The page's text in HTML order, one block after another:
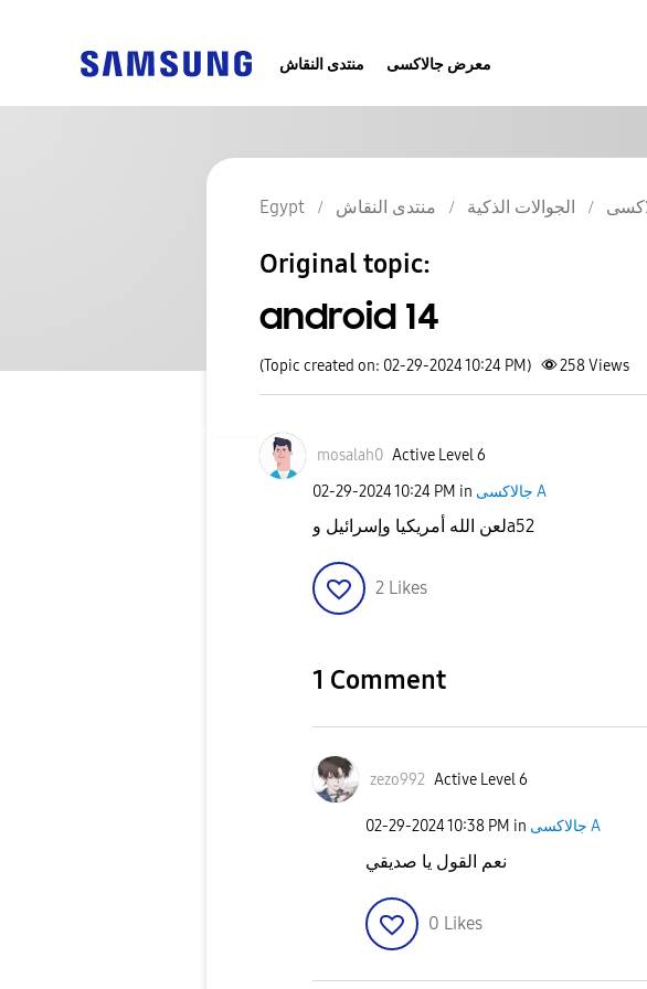
منتدى النقاش معرض جالاكسى
Egypt منتدى النقاش الجوالات الذكية
Original topic:
android 14
(Topic created on: 02-29-2024 10:24 PM) 258Views
mosalah0 Active Level 6
‎02-29-202410:24 PM in جالاكسى A
لعن الله أمريكيا وإسرائيل وa52
2 Likes
1 Comment
zezo992 Active Level 6
‎02-29-202410:38 PM in جالاكسى A
نعم القول يا صديقي
0 Likes